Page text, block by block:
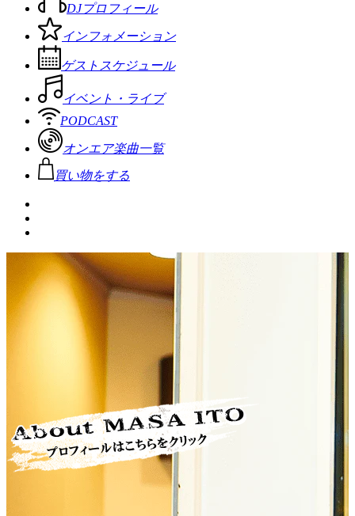
DJプロフィール
インフォメーション
ゲストスケジュール
イベント・ライブ
PODCAST
オンエア楽曲一覧
買い物をする